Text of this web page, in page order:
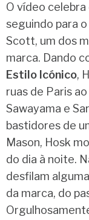
O vídeo celebra
seguindo para
Scott, um dos
marca. Dando
Estilo Icónico,
ruas de Paris
Sawayama e
bastidores de
Mason, Hosk
do dia à noite.
desfilam
da marca, do